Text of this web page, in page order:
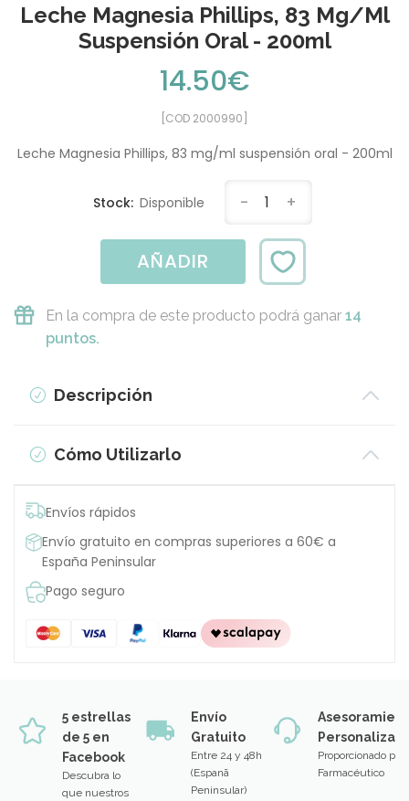
Leche Magnesia Phillips, 83 Mg/ml
Suspensión Oral - 200ml
14.50€
[COD 2000990]
Leche Magnesia Phillips, 83 mg/ml suspensión oral - 200ml
Stock: Disponible - 1 +
AÑADIR
En la compra de este producto podrá ganar 14
puntos.
Descripción
Cómo Utilizarlo
Envíos rápidos
Envío gratuito en compras superiores a 60€ a
España Peninsular
Pago seguro
5 estrellas
de 5 en
Facebook
Descubra lo
que nuestros
Envío
Gratuito
Entre 24 y 48h
(Espanã
Peninsular)
Proporcionado por
Farmacéutico